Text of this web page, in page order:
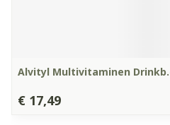
Alvityl Multivitaminen
€ 17,49